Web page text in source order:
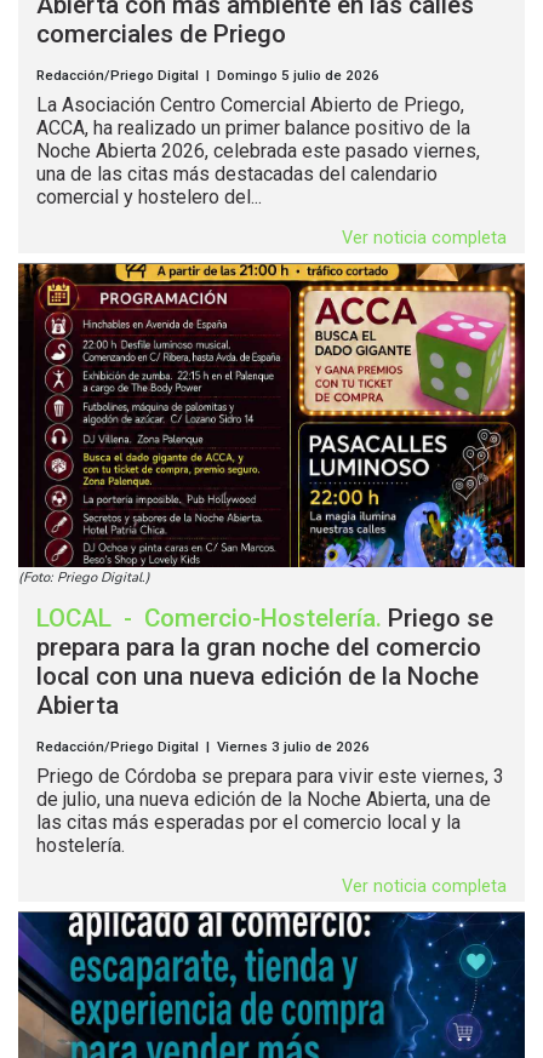
comerciales de Priego
Redacción/Priego Digital | Domingo 5 julio de 2026
La Asociación Centro Comercial Abierto de Priego,
ACCA, ha realizado un primer balance positivo de la
Noche Abierta 2026, celebrada este pasado viernes,
una de las citas más destacadas del calendario
comercial y hostelero del...
Ver noticia completa
(Foto: Priego Digital.)
LOCAL - Comercio-Hostelería. Priego se
prepara para la gran noche del comercio
local con una nueva edición de la Noche
Abierta
Redacción/Priego Digital | Viernes 3 julio de 2026
Priego de Córdoba se prepara para vivir este viernes, 3
de julio, una nueva edición de la Noche Abierta, una de
las citas más esperadas por el comercio local y la
hostelería.
Ver noticia completa